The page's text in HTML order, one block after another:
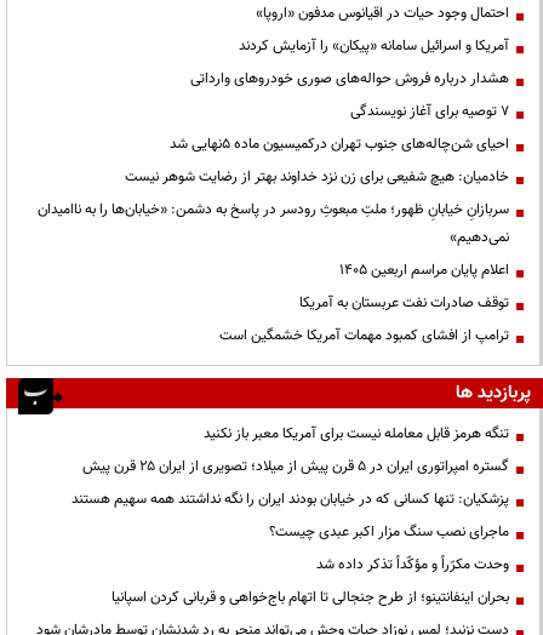
احتمال وجود حیات در اقیانوس مدفون «اروپا»
آمریکا و اسرائیل سامانه «پیکان» را آزمایش کردند
هشدار درباره فروش حواله‌های صوری خودروهای وارداتی
۷ توصیه برای آغاز نویسندگی
احیای شن‌چاله‌های جنوب تهران درکمیسیون ماده ۵نهایی شد
خادمیان: هیچ شفیعی برای زن نزد خداوند بهتر از رضایت شوهر نیست
سربازانِ خیابانِ ظهور؛ ملتِ مبعوثِ رودسر در پاسخ به دشمن: «خیابان‌ها را به ناامیدان
نمی‌دهیم»
اعلام پایان مراسم اربعین ۱۴۰۵
توقف صادرات نفت عربستان به آمریکا
ترامپ از افشای کمبود مهمات آمریکا خشمگین است
پربازدید ها
تنگه هرمز قابل معامله نیست برای آمریکا معبر باز نکنید
گستره امپراتوری ایران در ۵ قرن پیش از میلاد؛ تصویری از ایران ۲۵ قرن پیش
پزشکیان: تنها کسانی که در خیابان بودند ایران را نگه نداشتند همه سهیم هستند
ماجرای نصب سنگ مزار اکبر عبدی چیست؟
وحدت مکرّراً و مؤکّداً تذکر داده شد
بحران اینفانتینو؛ از طرح جنجالی تا اتهام باج‌خواهی و قربانی کردن اسپانیا
دست نزنید؛ لمس نوزاد حیات وحش می‌تواند منجر به رد شدنشان توسط مادرشان شود